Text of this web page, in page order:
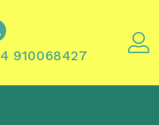
910068427